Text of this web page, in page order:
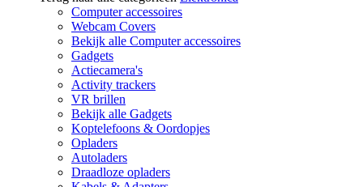
Computer accessoires
Webcam Covers
Bekijk alle Computer accessoires
Gadgets
Actiecamera's
Activity trackers
VR brillen
Bekijk alle Gadgets
Koptelefoons & Oordopjes
Opladers
Autoladers
Draadloze opladers